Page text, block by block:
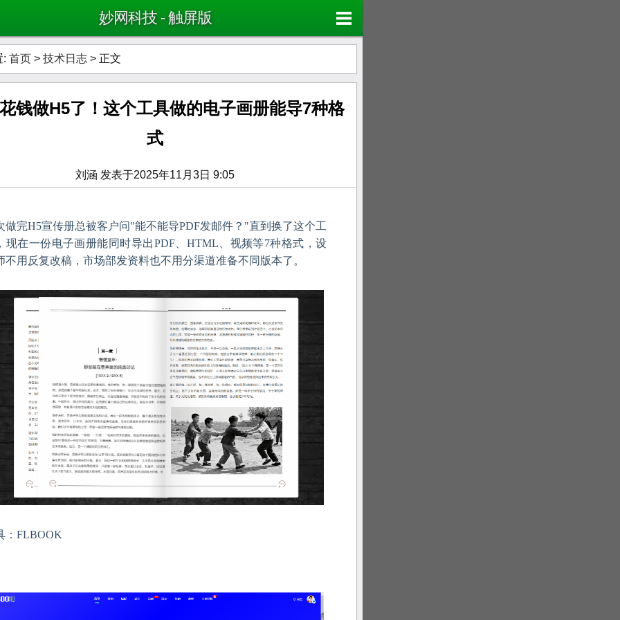
妙网科技 - 触屏版
: 首页 > 技术日志 > 正文
钱做H5了！这个工具做的电子画册能导7种格
式
刘涵 发表于2025年11月3日 9:05
做完H5宣传册总被客户问"能不能导PDF发邮件？"直到换了这个工
现在一份电子画册能同时导出PDF、HTML、视频等7种格式，设
不用反复改稿，市场部发资料也不用分渠道准备不同版本了。
：FLBOOK